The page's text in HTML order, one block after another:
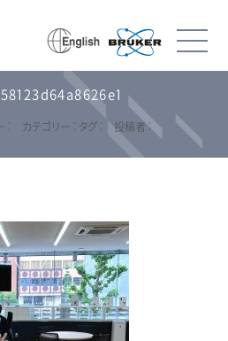
: カテゴリー : タグ :
投稿者 :